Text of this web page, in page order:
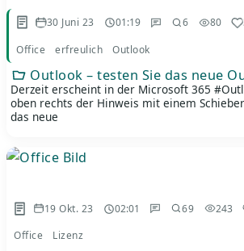
30 Juni 23 01:19 6 80
Office erfreulich Outlook
Outlook – testen Sie das neue
Derzeit erscheint in der Microsoft 365
oben rechts der Hinweis mit einem
das neue
19 Okt. 23 02:01 69 243
Office Lizenz